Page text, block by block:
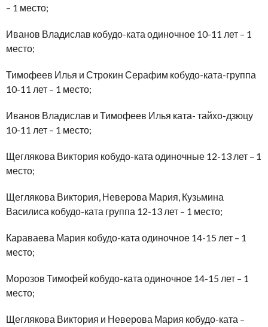
– 1 место;
Иванов Владислав кобудо-ката одиночное 10-11 лет – 1
место;
Тимофеев Илья и Строкин Серафим кобудо-ката-группа
10-11 лет – 1 место;
Иванов Владислав и Тимофеев Илья ката- тайхо-дзюцу
10-11 лет – 1 место;
Щеглякова Виктория кобудо-ката одиночные 12-13 лет – 1
место;
Щеглякова Виктория, Неверова Мария, Кузьмина
Василиса кобудо-ката группа 12-13 лет – 1 место;
Караваева Мария кобудо-ката одиночное 14-15 лет – 1
место;
Морозов Тимофей кобудо-ката одиночное 14-15 лет – 1
место;
Щеглякова Виктория и Неверова Мария кобудо-ката –